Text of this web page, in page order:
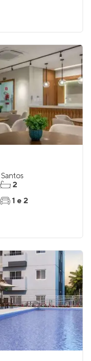
Santos
2
1 e 2